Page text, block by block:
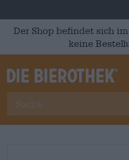
Der Shop befindet sich
keine